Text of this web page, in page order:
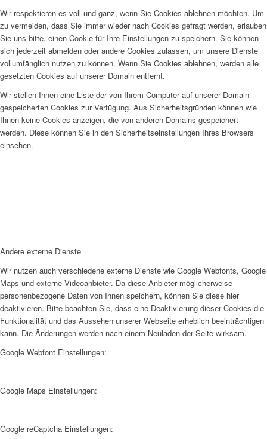
Wir respektieren es voll und ganz, wenn Sie Cookies ablehnen möchten. Um
zu vermeiden, dass Sie immer wieder nach Cookies gefragt werden, erlauben
Sie uns bitte, einen Cookie für Ihre Einstellungen zu speichern. Sie können
sich jederzeit abmelden oder andere Cookies zulassen, um unsere Dienste
vollumfänglich nutzen zu können. Wenn Sie Cookies ablehnen, werden alle
gesetzten Cookies auf unserer Domain entfernt.
Wir stellen Ihnen eine Liste der von Ihrem Computer auf unserer Domain
gespeicherten Cookies zur Verfügung. Aus Sicherheitsgründen können wie
Ihnen keine Cookies anzeigen, die von anderen Domains gespeichert
werden. Diese können Sie in den Sicherheitseinstellungen Ihres Browsers
einsehen.
Andere externe Dienste
Wir nutzen auch verschiedene externe Dienste wie Google Webfonts, Google
Maps und externe Videoanbieter. Da diese Anbieter möglicherweise
personenbezogene Daten von Ihnen speichern, können Sie diese hier
deaktivieren. Bitte beachten Sie, dass eine Deaktivierung dieser Cookies die
Funktionalität und das Aussehen unserer Webseite erheblich beeinträchtigen
kann. Die Änderungen werden nach einem Neuladen der Seite wirksam.
Google Webfont Einstellungen:
Google Maps Einstellungen:
Google reCaptcha Einstellungen: